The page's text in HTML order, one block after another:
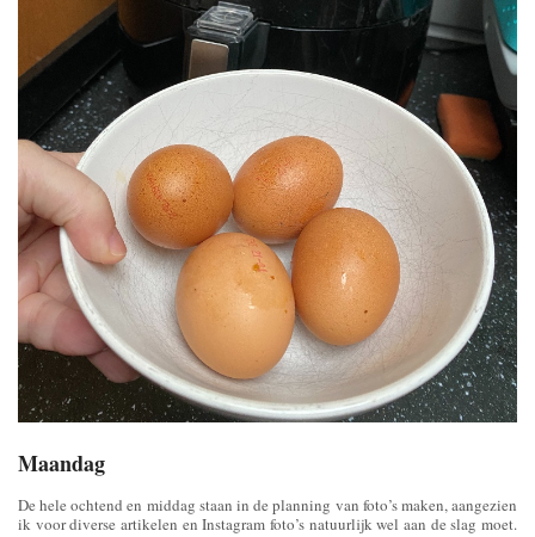
Maandag
De hele ochtend en middag staan in de planning van foto’s maken, aangezien
ik voor diverse artikelen en Instagram foto’s natuurlijk wel aan de slag moet.